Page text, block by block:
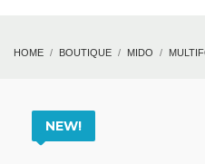
HOME BOUTIQUE MIDO
NEW!